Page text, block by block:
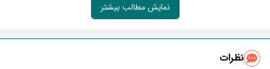
نمایش مطالب بیشتر
نظرات